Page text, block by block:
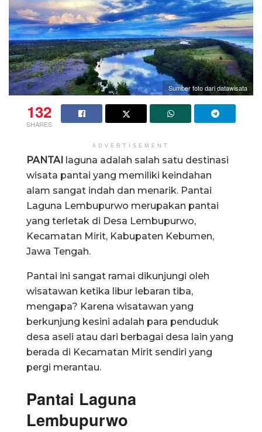
Sumber foto dari datawisata
132
SHARES
ADVERTISEMENT
PANTAI laguna adalah salah satu destinasi
wisata pantai yang memiliki keindahan
alam sangat indah dan menarik. Pantai
Laguna Lembupurwo merupakan pantai
yang terletak di Desa Lembupurwo,
Kecamatan Mirit, Kabupaten Kebumen,
Jawa Tengah.
Pantai ini sangat ramai dikunjungi oleh
wisatawan ketika libur lebaran tiba,
mengapa? Karena wisatawan yang
berkunjung kesini adalah para penduduk
desa aseli atau dari berbagai desa lain yang
berada di Kecamatan Mirit sendiri yang
pergi merantau.
Pantai Laguna
Lembupurwo